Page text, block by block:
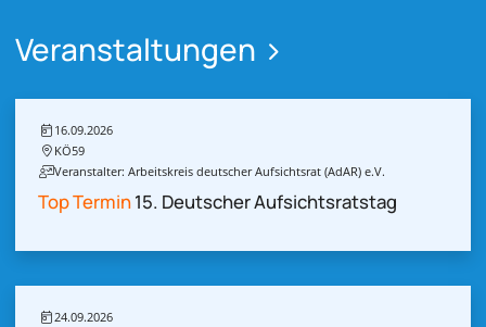
Veranstaltungen
16.09.2026
KÖ59
Veranstalter: Arbeitskreis deutscher Aufsichtsrat (AdAR) e.V.
Top Termin15. Deutscher Aufsichtsratstag
24.09.2026